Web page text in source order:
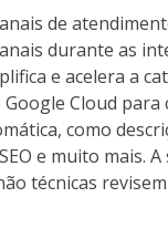
de
durante as
e acelera a
Cloud
como
e muito mais.
técnicas